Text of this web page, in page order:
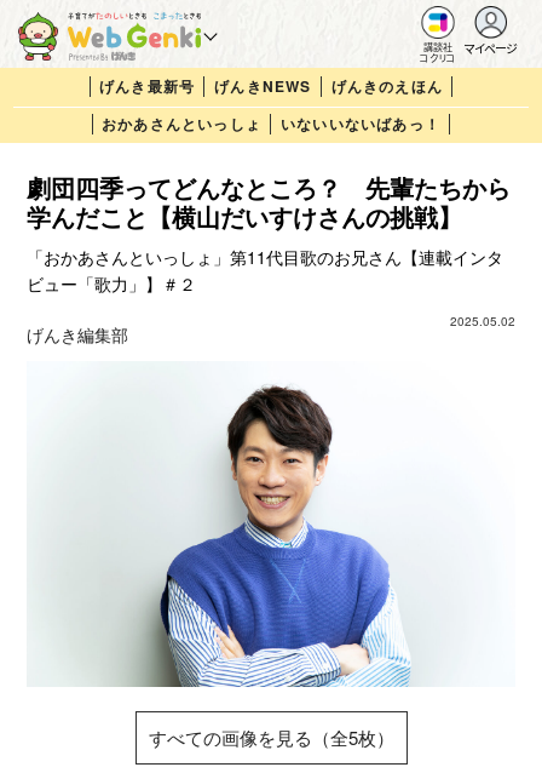
講談社
コクリコ
マイページ
げんき最新号 げんきNEWS
げんきのえほん
おかあさんといっしょ
いないいないばあっ！
劇団四季ってどんなところ？ 先輩たちから
学んだこと【横山だいすけさんの挑戦】
「おかあさんといっしょ」第11代目歌のお兄さん【連載インタ
ビュー「歌力」】＃２
2025.05.02
げんき編集部
すべての画像を見る（全5枚）